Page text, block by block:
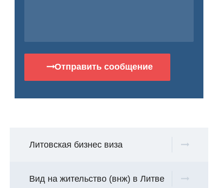
Литовская бизнес виза
Вид на жительство (внж) в Литве
Отправить сообщение